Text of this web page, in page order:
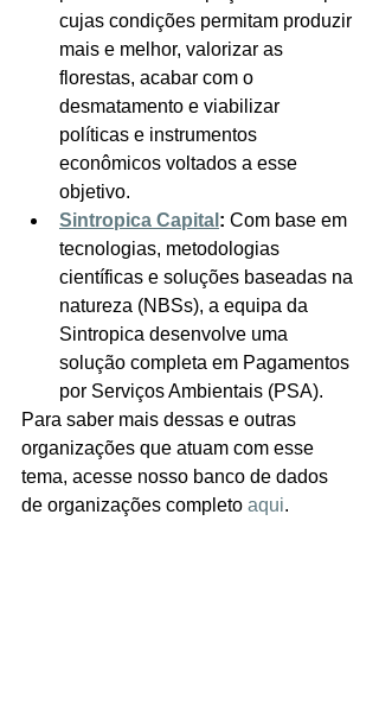
cujas condições permitam produzir
mais e melhor, valorizar as
florestas, acabar com o
desmatamento e viabilizar
políticas e instrumentos
econômicos voltados a esse
objetivo.
Sintropica Capital : Com base em
tecnologias, metodologias
científicas e soluções baseadas na
natureza (NBSs), a equipa da
Sintropica desenvolve uma
solução completa em Pagamentos
por Serviços Ambientais (PSA).
Para saber mais dessas e outras
organizações que atuam com esse
tema, acesse nosso banco de dados
de organizações completo aqui.